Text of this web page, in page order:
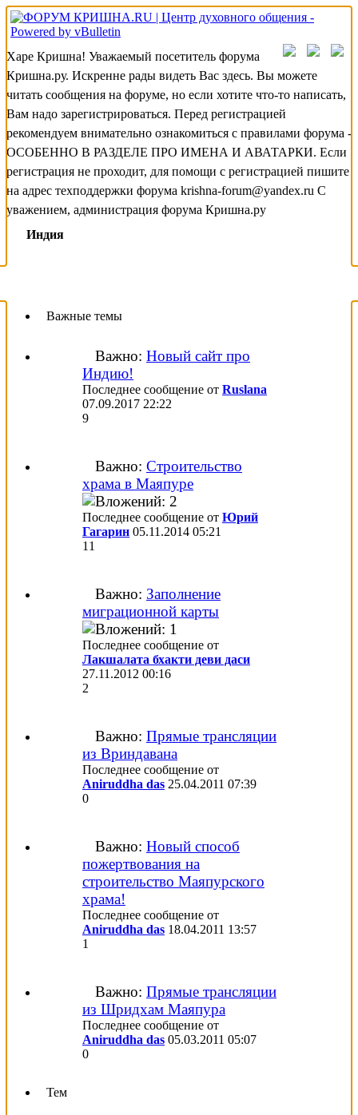
Харе Кришна! Уважаемый посетитель форума
Кришна.ру. Искренне рады видеть Вас здесь. Вы можете
читать сообщения на форуме, но если хотите что-то написать,
Вам надо зарегистрироваться. Перед регистрацией
рекомендуем внимательно ознакомиться с правилами форума -
ОСОБЕННО В РАЗДЕЛЕ ПРО ИМЕНА И АВАТАРКИ. Если
регистрация не проходит, для помощи с регистрацией пишите
на адрес техподдержки форума krishna-forum@yandex.ru С
уважением, администрация форума Кришна.ру
Индия
Важные темы
Важно: Новый сайт про
Индию!
Последнее сообщение от Ruslana
07.09.2017 22:22
9
Важно: Строительство
храма в Маяпуре
Последнее сообщение от Юрий
Гагарин 05.11.2014 05:21
11
Важно: Заполнение
миграционной карты
Последнее сообщение от
Лакшалата бхакти деви даси
27.11.2012 00:16
2
Важно: Прямые трансляции
из Вриндавана
Последнее сообщение от
Aniruddha das 25.04.2011 07:39
0
Важно: Новый способ
пожертвования на
строительство Маяпурского
храма!
Последнее сообщение от
Aniruddha das 18.04.2011 13:57
1
Важно: Прямые трансляции
из Шридхам Маяпура
Последнее сообщение от
Aniruddha das 05.03.2011 05:07
0
Тем